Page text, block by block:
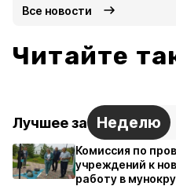
Все новости
Читайте
Лучшее за Неделю
Комиссия по
учреждений к
работу в